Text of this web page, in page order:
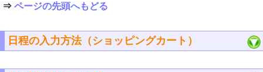
⇒ページの先頭へもどる
日程の入力方法（ショッピングカート）